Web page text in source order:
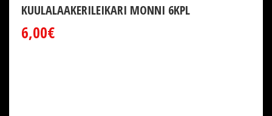
KUULALAAKERILEIKARI MONNI 6KPL
6,00€